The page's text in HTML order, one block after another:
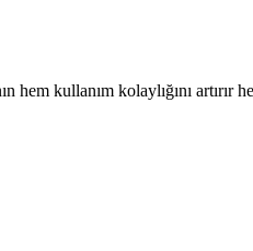
kullanım kolaylığını artırır